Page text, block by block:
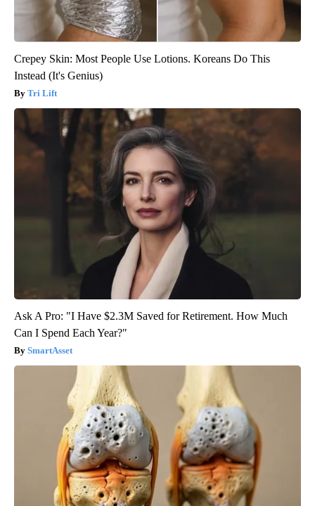
Crepey Skin: Most People Use Lotions. Koreans Do This
Instead (It's Genius)
Tri Lift
Ask A Pro: "I Have $2.3M Saved for Retirement. How Much
Can I Spend Each Year?"
SmartAsset